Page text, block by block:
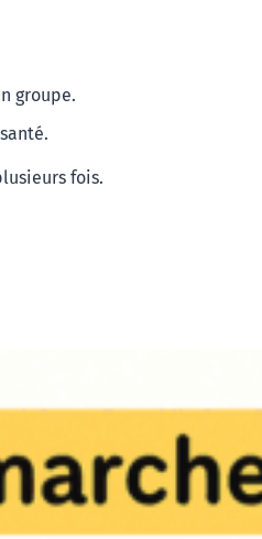
groupe.
fois.